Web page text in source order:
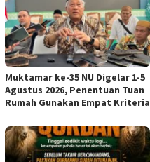
Muktamar ke-35 NU Digelar 1-5
Agustus 2026, Penentuan Tuan
Rumah Gunakan Empat Kriteria